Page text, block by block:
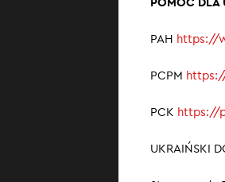
PAH https://
PCPM
PCK https://
UKRAIŃSKI